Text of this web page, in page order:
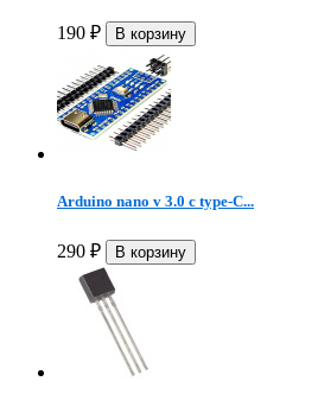
190 ₽
Arduino nano v 3.0 с type-C...
290 ₽